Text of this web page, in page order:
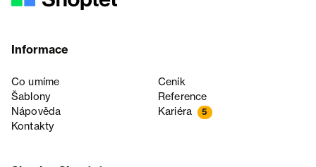
Informace
Co umíme
Ceník
Šablony
Reference
Nápověda
Kariéra 5
Kontakty